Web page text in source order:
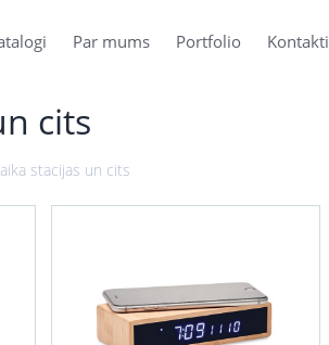
Par mums Portfolio Kontakti
cits
stacijas un cits